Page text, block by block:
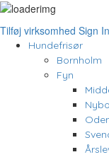
Tilføj virksomhed Sign In
Hundefrisør
Bornholm
Fyn